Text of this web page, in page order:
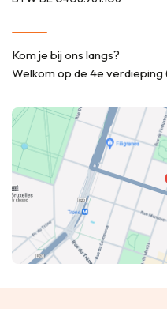
Kom je bij ons langs?
Welkom op de 4e verdieping